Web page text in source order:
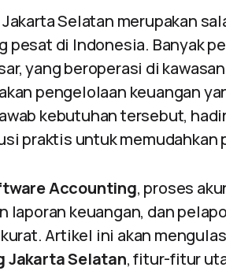
Selatan merupakan
pesat di Indonesia. Banyak
yang beroperasi di
pengelolaan keuangan
kebutuhan tersebut,
praktis untuk
Accounting, proses
laporan keuangan, dan
Artikel ini akan
Jakarta Selatan, fitur-fitur